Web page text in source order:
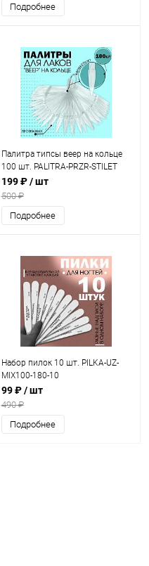
Подробнее
Палитра типсы веер на кольце
100 шт. PALITRA-PRZR-STILET
199 ₽/ шт
500 ₽
Подробнее
Набор пилок 10 шт. PILKA-UZ-
MIX100-180-10
99 ₽/ шт
490 ₽
Подробнее